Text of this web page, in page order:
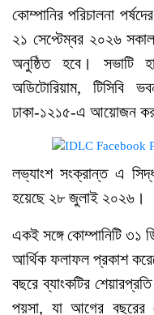
কোম্পানির পরিচালনা
২১ সেপ্টেম্বর ২০২৬
অনুষ্ঠিত হবে। সভাটি
অডিটোরিয়াম, টিসিবি
ঢাকা-১২১৫-এ আয়োজন
লভ্যাংশ সংক্রান্ত এ
হয়েছে ২৮ জুলাই ২০২৬।
একই সঙ্গে কোম্পানিটি ৩১
আর্থিক ফলাফল প্রকাশ
বছরে ব্যাংকটির
পয়সা, যা আগের